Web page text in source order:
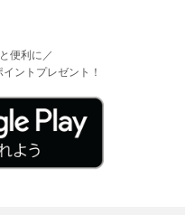
便利に／
ントプレゼント！